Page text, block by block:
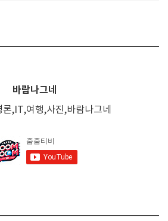
바람나그네
론,IT,여행,사진,바람나그네